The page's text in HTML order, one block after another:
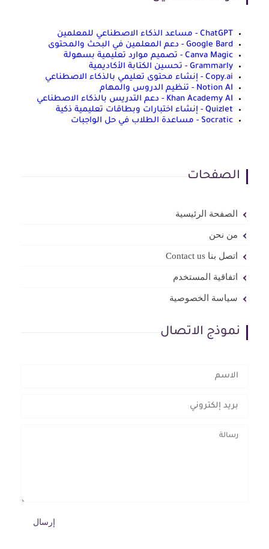
ChatGPT - مساعد الذكاء الاصطناعي للمعلمين
Google Bard - دعم المعلمين في البحث والمحتوى
Canva Magic - تصميم موارد تعليمية بسهولة
Grammarly - تحسين الكتابة الأكاديمية
Copy.ai - إنشاء محتوى تعليمي بالذكاء الاصطناعي
Notion AI - تنظيم الدروس والمهام
Khan Academy AI - دعم التدريس بالذكاء الاصطناعي
Quizlet - إنشاء اختبارات وبطاقات تعليمية ذكية
Socratic - مساعدة الطلاب في حل الواجبات
الصفحات
الصفحة الرئيسية
من نحن
اتصل بنا Contact us
اتفاقية المستخدم
سياسة الخصوصية
نموذج الاتصال